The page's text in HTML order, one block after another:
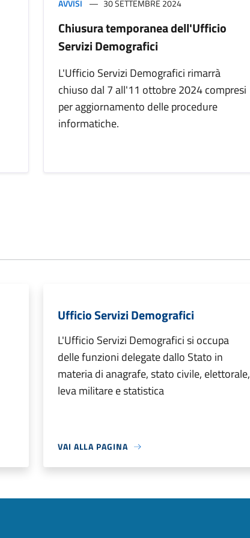
AVVISI 30 SETTEMBRE 2024
Chiusura temporanea dell'Ufficio
Servizi Demografici
L'Ufficio Servizi Demografici rimarrà
chiuso dal 7 all'11 ottobre 2024 compresi
per aggiornamento delle procedure
informatiche.
Ufficio Servizi Demografici
L'Ufficio Servizi Demografici si occupa
delle funzioni delegate dallo Stato in
materia di anagrafe, stato civile, elettorale,
leva militare e statistica
VAI ALLA PAGINA